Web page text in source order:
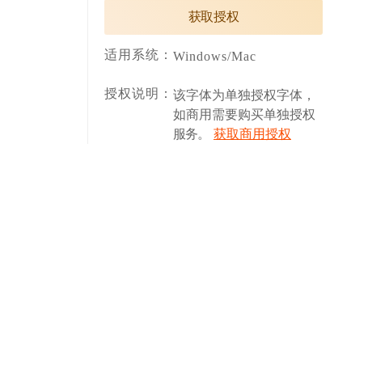
获取授权
适用系统： Windows/Mac
授权说明： 该字体为单独授权字体，
如商用需要购买单独授权
服务。
获取商用授权